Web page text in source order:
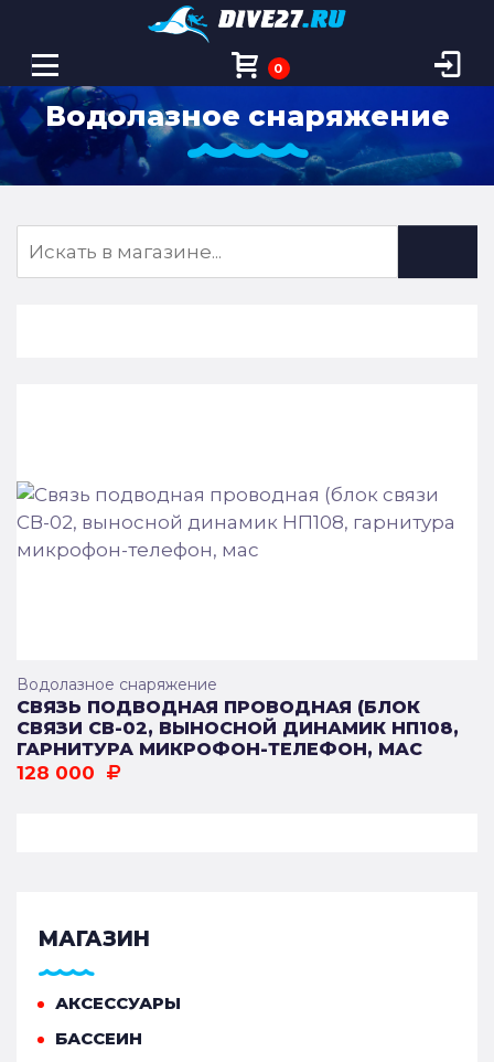
0
Водолазное снаряжение
Водолазное снаряжение
СВЯЗЬ ПОДВОДНАЯ ПРОВОДНАЯ (БЛОК
СВЯЗИ СВ-02, ВЫНОСНОЙ ДИНАМИК НП108,
ГАРНИТУРА МИКРОФОН-ТЕЛЕФОН, МАС
128 000
МАГАЗИН
АКСЕССУАРЫ
БАССЕИН